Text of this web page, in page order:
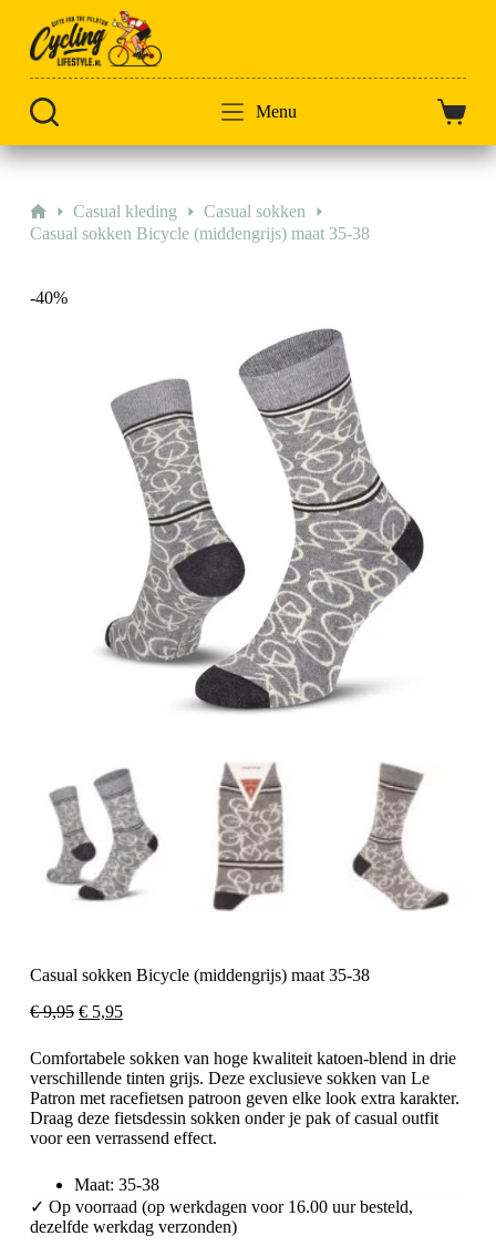
artikel
Menu
HomeCasual kleding
Casual sokken
Casual sokken Bicycle (middengrijs) maat 35-38
-40%
Casual sokken Bicycle (middengrijs) maat 35-38
€9,95 Oorspronkelijke
was:
€ 9,95.
€5,95Huidige
€ 5,95.
Comfortabele sokken van hoge kwaliteit katoen-blend in drie
verschillende tinten grijs. Deze exclusieve sokken van Le
Patron met racefietsen patroon geven elke look extra karakter.
Draag deze fietsdessin sokken onder je pak of casual outfit
voor een verrassend effect.
Maat: 35-38
✓ Op voorraad (op werkdagen voor 16.00 uur besteld,
dezelfde werkdag verzonden)